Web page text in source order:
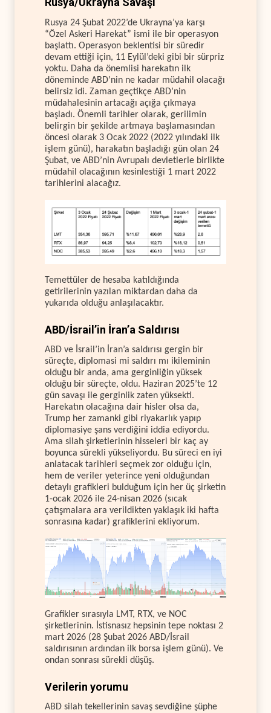
Rusya 24 Şubat 2022’de Ukrayna’ya karşı
“Özel Askeri Harekat” ismi ile bir operasyon
başlattı. Operasyon beklentisi bir süredir
devam ettiği için, 11 Eylül’deki gibi bir sürpriz
yoktu. Daha da önemlisi harekatın ilk
döneminde ABD’nin ne kadar müdahil olacağı
belirsiz idi. Zaman geçtikçe ABD’nin
müdahalesinin artacağı açığa çıkmaya
başladı. Önemli tarihler olarak, gerilimin
belirgin bir şekilde artmaya başlamasından
öncesi olarak 3 Ocak 2022 (2022 yılındaki ilk
işlem günü), harakatın başladığı gün olan 24
Şubat, ve ABD’nin Avrupalı devletlerle birlikte
müdahil olacağının kesinlestiği 1 mart 2022
tarihlerini alacağız.
Temettüler de hesaba katıldığında
getirilerinin yazılan miktardan daha da
yukarıda olduğu anlaşılacaktır.
ABD/İsrail’in İran’a Saldırısı
ABD ve İsrail’in İran’a saldırısı gergin bir
süreçte, diplomasi mi saldırı mı ikileminin
olduğu bir anda, ama gerginliğin yüksek
olduğu bir süreçte, oldu. Haziran 2025’te 12
gün savaşı ile gerginlik zaten yüksekti.
Harekatın olacağına dair hisler olsa da,
Trump her zamanki gibi riyakarlık yapıp
diplomasiye şans verdiğini iddia ediyordu.
Ama silah şirketlerinin hisseleri bir kaç ay
boyunca sürekli yükseliyordu. Bu süreci en iyi
anlatacak tarihleri seçmek zor olduğu için,
hem de veriler yeterince yeni olduğundan
detaylı grafikleri bulduğum için her üç şirketin
1-ocak 2026 ile 24-nisan 2026 (sıcak
çatışmalara ara verildikten yaklaşık iki hafta
sonrasına kadar) grafiklerini ekliyorum.
Grafikler sırasıyla LMT, RTX, ve NOC
şirketlerinin. İstisnasız hepsinin tepe noktası 2
mart 2026 (28 Şubat 2026 ABD/İsrail
saldırısının ardından ilk borsa işlem günü). Ve
ondan sonrası sürekli düşüş.
Verilerin yorumu
ABD silah tekellerinin savaş sevdiğine şüphe